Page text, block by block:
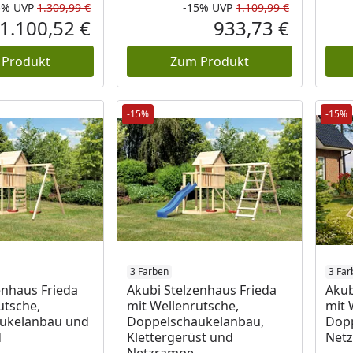
Rabatt in Prozent
Ursprünglicher Preis
UVP 1.309,99 €
Aktueller Preis
1.100,52 € Rabatt in
-15% UVP 1.109,99 €
Aktueller
933,73 €
Zum Produkt
Frieda
und
-15%
3 Farben
Akubi Stelzenhaus Frieda
mit Wellenrutsche,
Doppelschaukelanbau,
Klettergerüst und
-15%
3
mit